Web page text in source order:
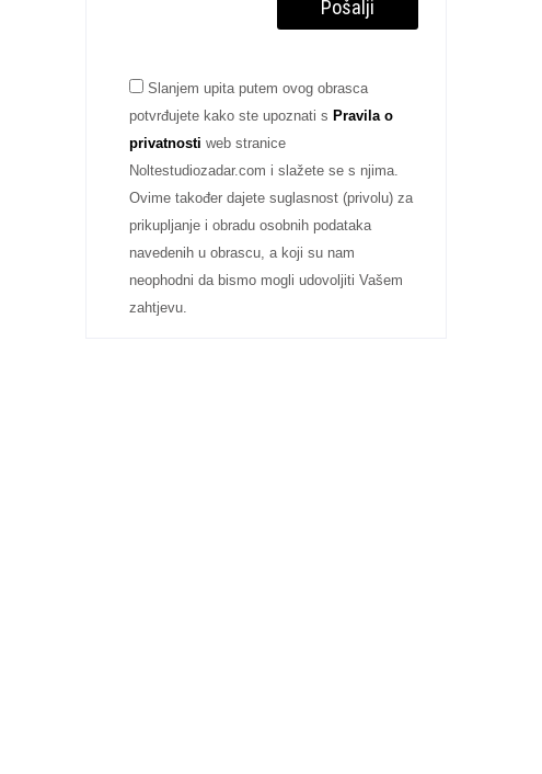
Slanjem upita putem ovog obrasca
potvrđujete kako ste upoznati s Pravila o
privatnosti web stranice
Noltestudiozadar.com i slažete se s njima.
Ovime također dajete suglasnost (privolu) za
prikupljanje i obradu osobnih podataka
navedenih u obrascu, a koji su nam
neophodni da bismo mogli udovoljiti Vašem
zahtjevu.